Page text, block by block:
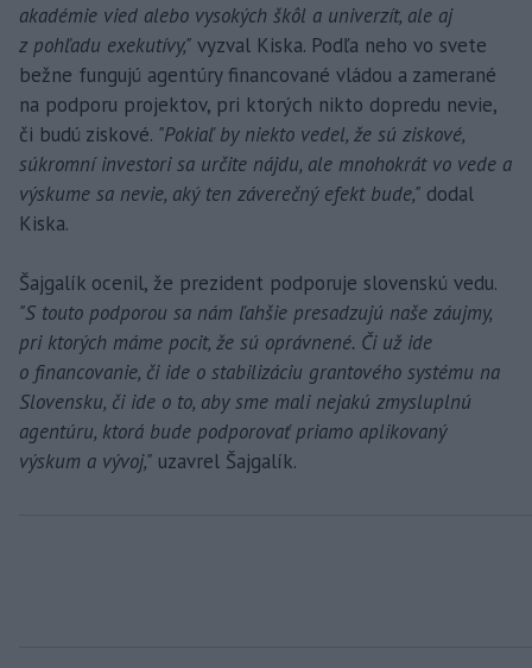
akadémie vied alebo vysokých škôl a univerzít, ale aj
z pohľadu exekutívy," vyzval Kiska. Podľa neho vo svete
bežne fungujú agentúry financované vládou a zamerané
na podporu projektov, pri ktorých nikto dopredu nevie,
či budú ziskové. "Pokiaľ by niekto vedel, že sú ziskové,
súkromní investori sa určite nájdu, ale mnohokrát vo vede a
výskume sa nevie, aký ten záverečný efekt bude," dodal
Kiska.
Šajgalík ocenil, že prezident podporuje slovenskú vedu.
"S touto podporou sa nám ľahšie presadzujú naše záujmy,
pri ktorých máme pocit, že sú oprávnené. Či už ide
o financovanie, či ide o stabilizáciu grantového systému na
Slovensku, či ide o to, aby sme mali nejakú zmysluplnú
agentúru, ktorá bude podporovať priamo aplikovaný
výskum a vývoj," uzavrel Šajgalík.